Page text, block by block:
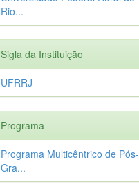
Rio...
Sigla da Instituição
UFRRJ
Programa
Programa Multicêntrico de Pós-
Gra...